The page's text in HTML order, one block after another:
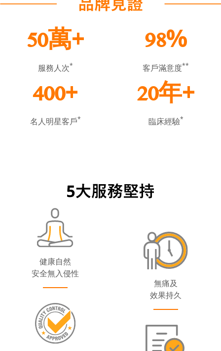
50萬+
服務人次*
98%
客戶滿意度**
400+
名人明星客戶*
20年+
臨床經驗*
健康自然
安全無入侵性
無痛及
效果持久